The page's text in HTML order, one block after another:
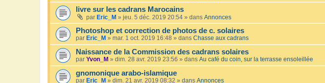
livre sur les cadrans Marocains
par Eric_M » jeu. 5 déc. 2019 20:54 » dans Annonces
Photoshop et correction de photos de c. solaires
par Eric_M » mar. 1 oct. 2019 16:48 » dans Chasse aux cadrans
Naissance de la Commission des cadrans solaires
par Yvon_M » dim. 28 avr. 2019 23:56 » dans Au café du coin, sur la terrasse ensoleillée
gnomonique arabo-islamique
par Eric_M » dim. 21 avr. 2019 08:32 » dans Annonces